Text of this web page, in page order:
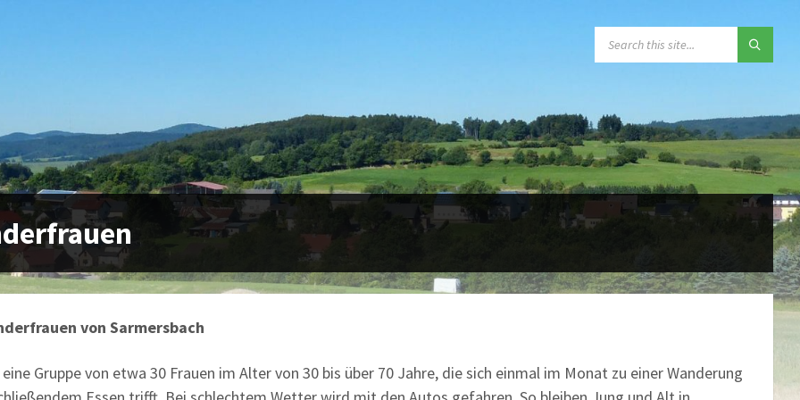
von Sarmersbach
Gruppe von etwa 30 Frauen im Alter von 30 bis über 70 Jahre, die sich einmal im Monat zu einer Wanderung